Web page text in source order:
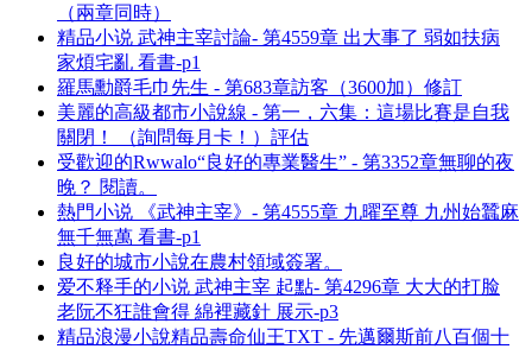
（兩章同時）
精品小说 武神主宰討論- 第4559章 出大事了 弱如扶病
家煩宅亂 看書-p1
羅馬勳爵毛巾先生 - 第683章訪客（3600加）修訂
美麗的高級都市小說線 - 第一，六集：這場比賽是自我
關閉！ （詢問每月卡！）評估
受歡迎的Rwwalo“良好的專業醫生” - 第3352章無聊的夜
晚？ 閱讀。
熱門小说 《武神主宰》- 第4555章 九曜至尊 九州始蠶麻
無千無萬 看書-p1
良好的城市小說在農村領域簽署。
爱不释手的小说 武神主宰 起點- 第4296章 大大的打脸
老阮不狂誰會得 綿裡藏針 展示-p3
精品浪漫小說精品壽命仙王TXT - 先邁爾斯前八百個十